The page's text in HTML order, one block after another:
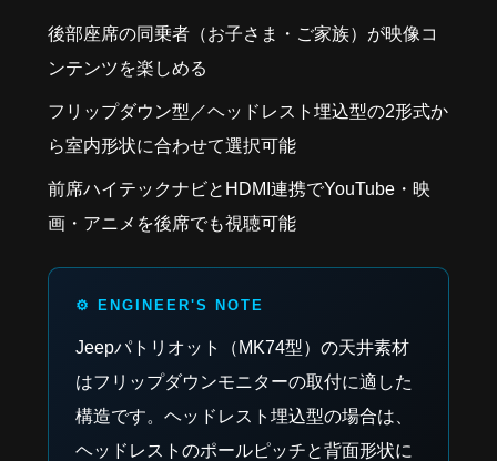
後部座席の同乗者（お子さま・ご家族）が映像コ
ンテンツを楽しめる
フリップダウン型／ヘッドレスト埋込型の2形式か
ら室内形状に合わせて選択可能
前席ハイテックナビとHDMI連携でYouTube・映
画・アニメを後席でも視聴可能
Jeepパトリオット（MK74型）の天井素材
はフリップダウンモニターの取付に適した
構造です。ヘッドレスト埋込型の場合は、
ヘッドレストのポールピッチと背面形状に